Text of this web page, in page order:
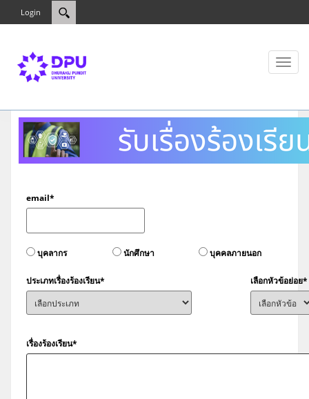
Login
Toggle
email*
บุคลากร นักศึกษา บุคคลภายนอก
ประเภทเรื่องร้องเรียน* เลือกหัวข้อย่อย*
เรื่องร้องเรียน*